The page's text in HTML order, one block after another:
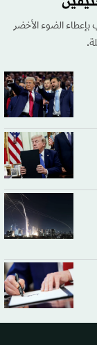
بإعطاء الضوء الأخضر